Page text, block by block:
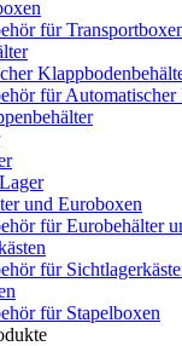
für
für
und Euroboxen
für Eurobehälter
für
für Stapelboxen